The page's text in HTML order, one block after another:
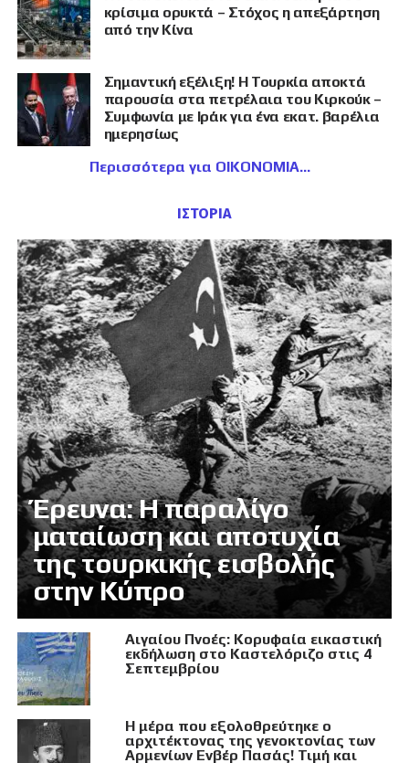
κρίσιμα ορυκτά – Στόχος η απεξάρτηση
από την Κίνα
Σημαντική εξέλιξη! Η Τουρκία αποκτά
παρουσία στα πετρέλαια του Κιρκούκ –
Συμφωνία με Ιράκ για ένα εκατ. βαρέλια
ημερησίως
Περισσότερα για ΟΙΚΟΝΟΜΙΑ
ΙΣΤΟΡΙΑ
Έρευνα: Η παραλίγο
ματαίωση και αποτυχία
της τουρκικής εισβολής
στην Κύπρο
Αιγαίου Πνοές: Κορυφαία εικαστική
εκδήλωση στο Καστελόριζο στις 4
Σεπτεμβρίου
Η μέρα που εξολοθρεύτηκε ο
αρχιτέκτονας της γενοκτονίας των
Αρμενίων Ενβέρ Πασάς! Τιμή και